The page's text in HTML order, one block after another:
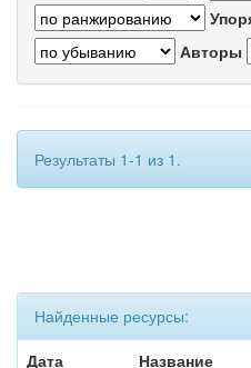
Авторы
Результаты 1-1 из 1.
Найденные ресурсы:
Дата
Название